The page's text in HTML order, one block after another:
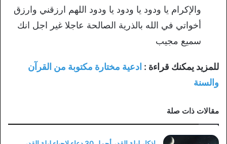
والإكرام يا ودود يا ودود يا ودود اللهم ارزقني وارزق
أخواتي في الله بالذرية الصالحة عاجلا غير اجل انك
سميع ‏مجيب
للمزيد يمكنك قراءة : ادعية مختارة مكتوبة من القرآن
والسنة
مقالات ذات صلة